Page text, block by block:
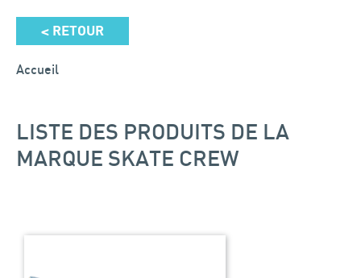
< RETOUR
Accueil
LISTE DES PRODUITS DE LA
MARQUE SKATE CREW